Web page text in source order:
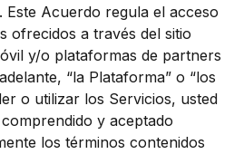
Este Acuerdo regula el acceso
ofrecidos a través del sitio
y/o plataformas de partners
“la Plataforma” o “los
o utilizar los Servicios, usted
y aceptado
los términos contenidos